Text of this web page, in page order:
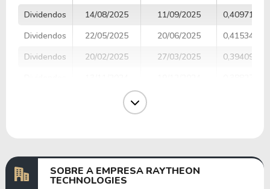
Dividendos
14/08/2025 11/09/2025
0,40971310
Dividendos
22/05/2025 20/06/2025
0,41534408
Dividendos
20/02/2025 27/03/2025
0,39409721
15/08/2024
SOBRE A EMPRESA RAYTHEON
TECHNOLOGIES